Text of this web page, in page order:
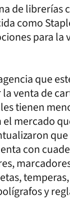
de librerías
como
para la
que
venta de
tienen
mercado
con
y